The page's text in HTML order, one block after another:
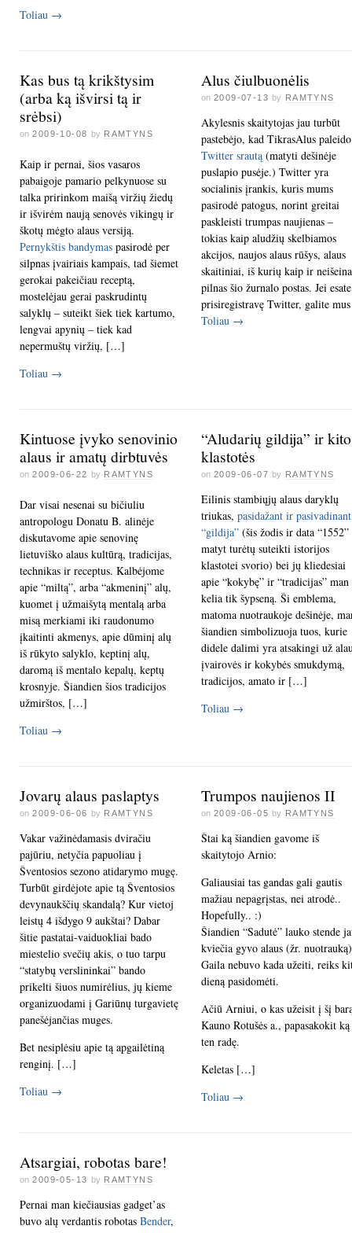
Toliau →
Kas bus tą krikštysim
(arba ką išvirsi tą ir
srėbsi)
on 2009-10-08 by RAMTYNS
Kaip ir pernai, šios vasaros
pabaigoje pamario pelkynuose su
talka pririnkom maišą viržių žiedų
ir išvirėm naują senovės vikingų ir
škotų mėgto alaus versiją.
Pernykštis bandymas pasirodė per
silpnas įvairiais kampais, tad šiemet
gerokai pakeičiau receptą,
mostelėjau gerai paskrudintų
salyklų – suteikt šiek tiek kartumo,
lengvai apynių – tiek kad
nepermuštų viržių, […]
Toliau →
Alus čiulbuonėlis
on 2009-07-13 by RAMTYNS
Akylesnis skaitytojas jau turbūt
pastebėjo, kad TikrasAlus paleido
Twitter srautą(matyti dešinėje
puslapio pusėje.) Twitter yra
socialinis įrankis, kuris mums
pasirodė patogus, norint greitai
paskleisti trumpas naujienas –
tokias kaip aludžių skelbiamos
akcijos, naujos alaus rūšys, alaus
skaitiniai, iš kurių kaip ir neišeina
pilnas šio žurnalo postas. Jei esate
prisiregistravę Twitter, galite mus
Toliau →
Kintuose įvyko senovinio
alaus ir amatų dirbtuvės
on 2009-06-22 by RAMTYNS
Dar visai nesenai su bičiuliu
antropologu Donatu B. alinėje
diskutavome apie senovinę
lietuviško alaus kultūrą, tradicijas,
technikas ir receptus. Kalbėjome
apie “miltą”, arba “akmeninį” alų,
kuomet į užmaišytą mentalą arba
misą merkiami iki raudonumo
įkaitinti akmenys, apie dūminį alų
iš rūkyto salyklo, keptinį alų,
daromą iš mentalo kepalų, keptų
krosnyje. Šiandien šios tradicijos
užmirštos, […]
Toliau →
“Aludarių gildija” ir
klastotės
on 2009-06-07 by RAMTYNS
Eilinis stambiųjų alaus daryklų
triukas, pasidažant ir pasivadinant
“gildija”(šis žodis ir data “1552”
matyt turėtų suteikti istorijos
klastotei svorio) bei jų kliedesiai
apie “kokybę” ir “tradicijas” man
kelia tik šypseną. Ši emblema,
matoma nuotraukoje dešinėje,
šiandien simbolizuoja tuos, kurie
didele dalimi yra atsakingi už
įvairovės ir kokybės smukdymą,
tradicijos, amato ir […]
Toliau →
Jovarų alaus paslaptys
on 2009-06-06 by RAMTYNS
Vakar važinėdamasis dviračiu
pajūriu, netyčia papuoliau į
Šventosios sezono atidarymo mugę.
Turbūt girdėjote apie tą Šventosios
devynaukščių skandalą? Kur vietoj
leistų 4 išdygo 9 aukštai? Dabar
šitie pastatai-vaiduokliai bado
miestelio svečių akis, o tuo tarpu
“statybų verslininkai” bando
prikelti šiuos numirėlius, jų kieme
organizuodami į Gariūnų turgavietę
panešėjančias muges.
Bet nesiplėsiu apie tą apgailėtiną
renginį. […]
Toliau →
Trumpos naujienos II
on 2009-06-05 by RAMTYNS
Štai ką šiandien gavome iš
skaitytojo Arnio:
Galiausiai tas gandas gali gautis
mažiau nepagrįstas, nei atrodė..
Hopefully.. :)
Šiandien “Sadutė” lauko stende
kviečia gyvo alaus (žr.
Gaila nebuvo kada užeiti, reiks
dieną pasidomėti.
Ačiū Arniui, o kas užeisit į šį
Kauno Rotušės a., papasakokit ką
ten radę.
Keletas […]
Toliau →
Atsargiai, robotas bare!
on 2009-05-13 by RAMTYNS
Pernai man kiečiausias gadget’as
buvo alų verdantis robotas Bender,